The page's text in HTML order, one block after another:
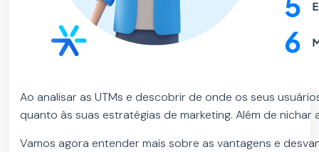
Ao analisar as UTMs e descobrir de onde os seus
quanto às suas estratégias de marketing. Além de
Vamos agora entender mais sobre as vantagens e